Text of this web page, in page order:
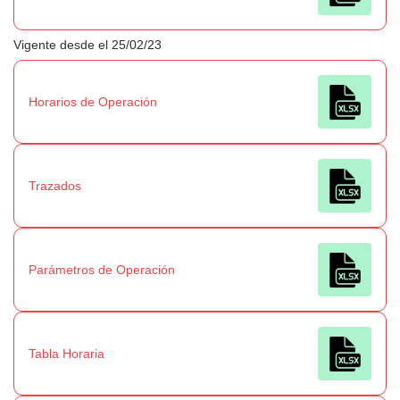
Vigente desde el 25/02/23
Horarios de Operación
Trazados
Parámetros de Operación
Tabla Horaria